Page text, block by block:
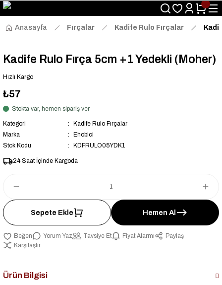
Size Özel "HG10" Kodu ile Sepette Hemen %10 İndirim Fırsatını
Kaçırmayın!
Anasayfa
Fırçalar Kadife Rulo Fırçalar
Kadife Rulo Fırça 5cm +1 Yedekli (Moher)
Hızlı Kargo
₺57
Stokta var, hemen sipariş ver
Kategori
Kadife Rulo Fırçalar
Marka
Ehobici
Stok Kodu
KDFRULO05YDK1
24 Saat İçinde Kargoda
Sepete Ekle Hemen Al
Yorum Yaz Tavsiye Et Fiyat Alarmı
Paylaş
Karşılaştır
Ürün Bilgisi